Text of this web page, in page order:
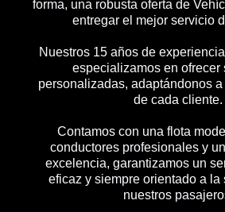
forma, una robusta oferta de
entregar el mejor servicio
Nuestros 15 años de
especializamos en ofrecer
personalizadas, adaptándonos
de cada cliente.
Contamos con una flota
conductores profesionales y
excelencia, garantizamos un
eficaz y siempre orientado a la
nuestros